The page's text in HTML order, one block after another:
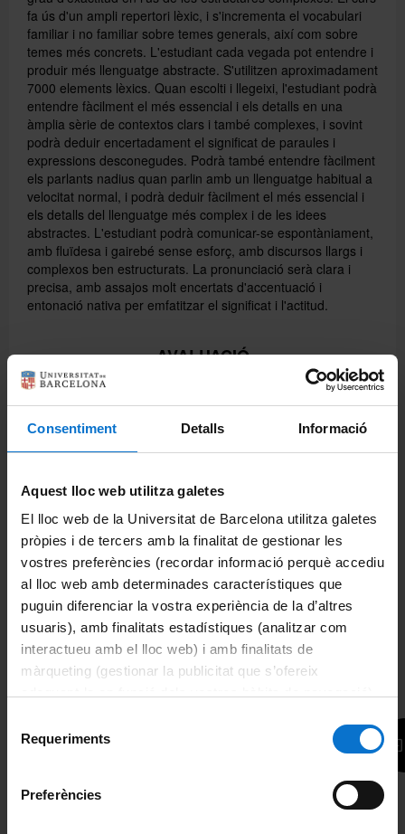
Consentiment Detalls Informació
Aquest lloc web utilitza galetes
El lloc web de la Universitat de Barcelona utilitza galetes
pròpies i de tercers amb la finalitat de gestionar les
vostres preferències (recordar informació perquè accediu
al lloc web amb determinades característiques que
puguin diferenciar la vostra experiència de la d’altres
usuaris), amb finalitats estadístiques (analitzar com
interactueu amb el lloc web) i amb finalitats de
màrqueting (gestionar la publicitat que s’ofereix
consultar laPolítica de galetes del lloc web de la
Requeriments
Preferències
fa ús d'un ampli repertori lèxic, i s'incrementa el vocabulari
familiar i no familiar sobre temes generals, així com sobre
temes més concrets. L'estudiant cada vegada pot entendre i
produir més llenguatge abstracte. S'utilitzen aproximadament
7000 elements lèxics. Quan escolti i llegeixi, l'estudiant podrà
entendre fàcilment el més essencial i els detalls en una
àmplia sèrie de contextos clars i també complexes, i sovint
podrà deduir encertadament el significat de paraules i
expressions desconegudes. Podrà també entendre fàcilment
els parlants nadius quan parlin amb un llenguatge habitual a
velocitat normal, i podrà deduir fàcilment el més essencial i
els detalls del llenguatge més complex i de les idees
abstractes. L'estudiant podrà comunicar-se espontàniament,
amb fluïdesa i gairebé sense esforç, amb discursos llargs i
complexos ben estructurats. La pronunciació serà clara i
precisa, amb assajos molt encertats d'accentuació i
entonació nativa per emfatitzar el significat i l'actitud.
AVALUACIÓ
L'avaluació del curs es basa en:
• Avaluació continuada: 50%
• Examen presencial: 50%
d'aprofitament de l'EIM.
Més informació
Nom:*
Correu electrònic:*
Consulta: *